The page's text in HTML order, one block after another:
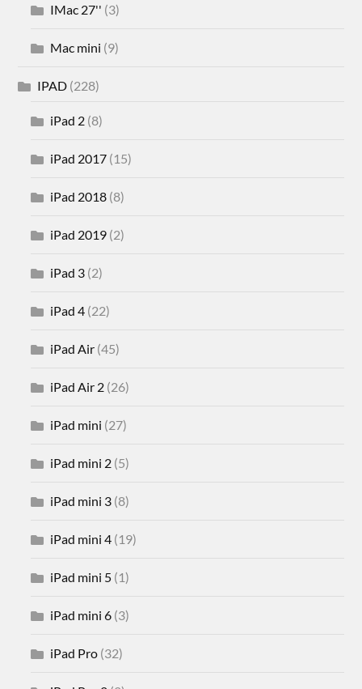
IMac 27'' (3)
Mac mini (9)
IPAD (228)
iPad 2 (8)
iPad 2017 (15)
iPad 2018 (8)
iPad 2019 (2)
iPad 3 (2)
iPad 4 (22)
iPad Air (45)
iPad Air 2 (26)
iPad mini (27)
iPad mini 2 (5)
iPad mini 3 (8)
iPad mini 4 (19)
iPad mini 5 (1)
iPad mini 6 (3)
iPad Pro (32)